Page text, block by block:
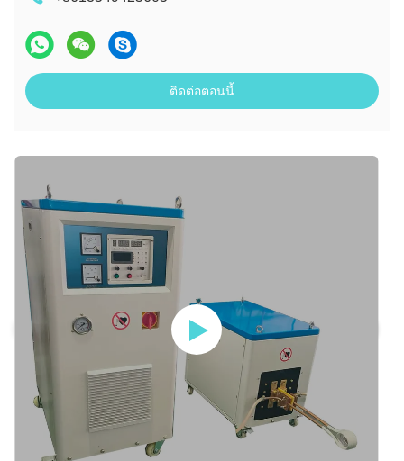
ติดต่อตอนนี้